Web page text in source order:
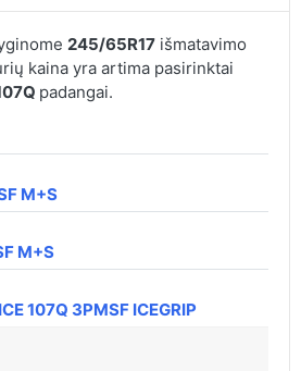
245/65R17išmatavimo
kaina yra artima pasirinktai
padangai.
M+S
M+S
107Q 3PMSF ICEGRIP